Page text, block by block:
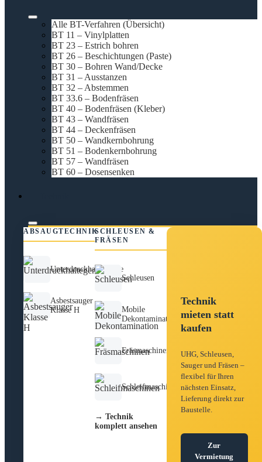
Alle BT-Verfahren (Übersicht)
BT 11 – Vinylplatten
BT 23 – Estrich bohren
BT 26 – Beschichtungen (Paste)
BT 30 – Bohren Wand/Decke
BT 31 – Ausstanzen
BT 32 – Abstemmen
BT 33.6 – Bodenfräsen
BT 40 – Bodenfräsen (Kleber)
BT 43 – Wandfräsen
BT 44 – Deckenfräsen
BT 50 – Wandkernbohrung
BT 51 – Bodenkernbohrung
BT 57 – Wandfräsen
BT 60 – Dosensenken
ABSAUGTECHNIK
Unterdruckhaltegeräte
Asbestsauger
Klasse H
SCHLEUSEN &
FRÄSEN
Schleusen
Mobile
Dekontamination
Fräsmaschinen
Schleifmaschinen
→ Technik
komplett ansehen
Technik
mieten statt
kaufen
UHG, Schleusen,
Sauger und Fräsen –
flexibel für Ihren
nächsten Einsatz,
Lieferung direkt zur
Baustelle.
Zur
Vermietung